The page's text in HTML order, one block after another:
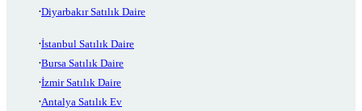
Diyarbakır Satılık Daire
İstanbul Satılık Daire
Bursa Satılık Daire
İzmir Satılık Daire
Antalya Satılık Ev